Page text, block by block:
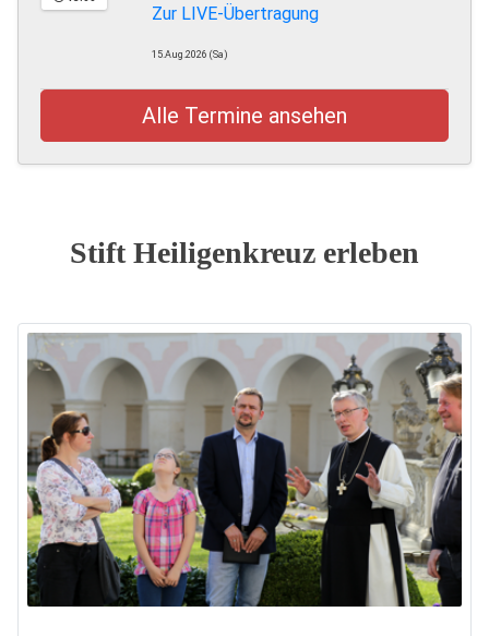
Zur LIVE-Übertragung
15.Aug.2026 (Sa)
Alle Termine ansehen
Stift Heiligenkreuz erleben